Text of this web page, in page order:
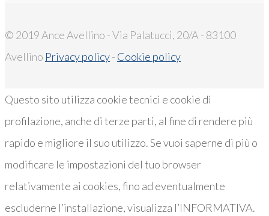
© 2019 Ance Avellino - Via Palatucci, 20/A - 83100
Avellino Privacy policy- Cookie policy
Questo sito utilizza cookie tecnici e cookie di
profilazione, anche di terze parti, al fine di rendere più
rapido e migliore il suo utilizzo. Se vuoi saperne di più o
modificare le impostazioni del tuo browser
relativamente ai cookies, fino ad eventualmente
escluderne l’installazione, visualizza l’INFORMATIVA.